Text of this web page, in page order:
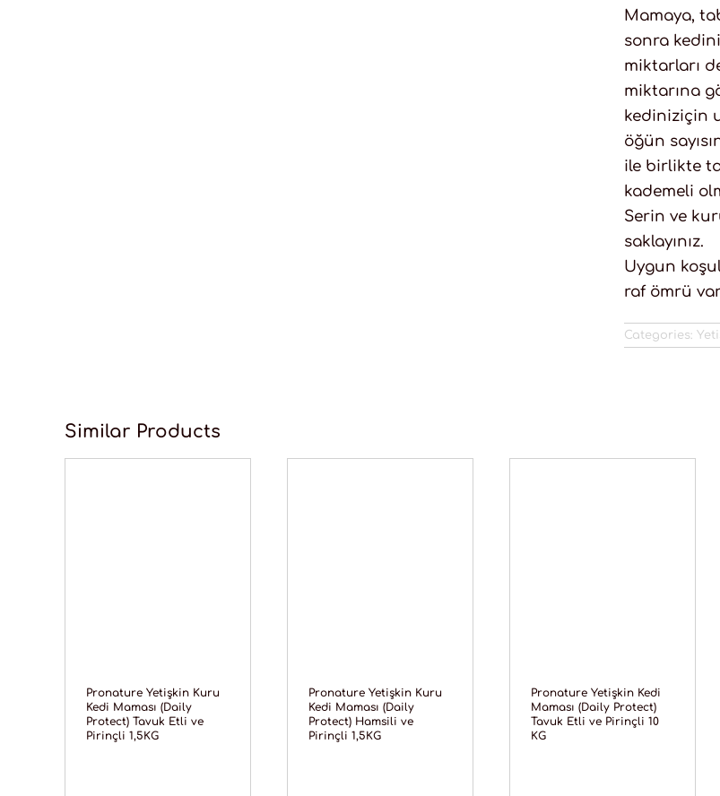
Mamaya,
sonra
miktarları
miktarına
kediniziçin
öğün
ile birlikte
kademeli
Serin ve
saklayınız.
Uygun
raf ömrü
Categories:
Similar Products
Pronature Yetişkin Kuru
Kedi Maması (Daily
Protect) Tavuk Etli ve
Pirinçli 1,5KG
Pronature Yetişkin Kuru
Kedi Maması (Daily
Protect) Hamsili ve
Pirinçli 1,5KG
Pronature Yetişkin Kedi
Maması (Daily Protect)
Tavuk Etli ve Pirinçli 10
KG